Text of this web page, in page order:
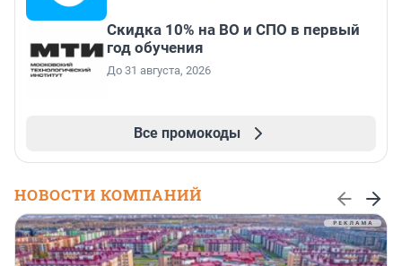
Скидка 10% на ВО и СПО в первый
год обучения
До 31 августа, 2026
Все промокоды
НОВОСТИ КОМПАНИЙ